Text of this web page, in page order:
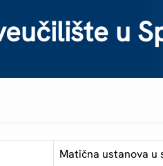
u
Matična ustanova u